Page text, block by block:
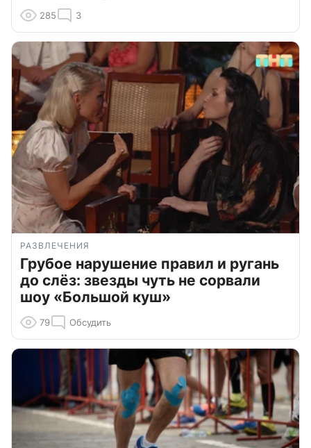
285 3
РАЗВЛЕЧЕНИЯ
Грубое нарушение правил и ругань
до слёз: звезды чуть не сорвали
шоу «Большой куш»
79 Обсудить